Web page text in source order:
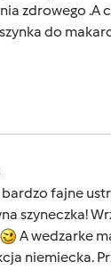
zdrowego .A
do
fajne
szyneczka!
A wedzarke
niemiecka.